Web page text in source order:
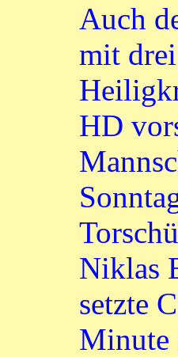
Auch
mit
HD
Niklas
setzte
Minute